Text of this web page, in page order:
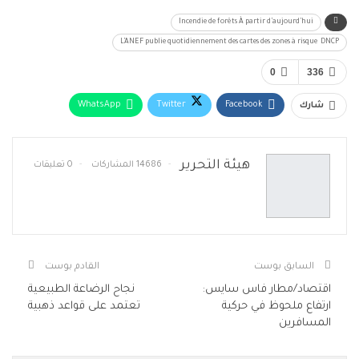
Incendie de forêts À partir d’aujourd’hui
L’ANEF publie quotidiennement des cartes des zones à risque DNCP
0 336
شارك Facebook
Twitter
WhatsApp
هيئة التحرير 14686 المشاركات 0 تعليقات
السابق بوست
اقتصاد/مطار فاس سايس:
ارتفاع ملحوظ في حركية
المسافرين
القادم بوست
نجاح الرضاعة الطبيعية
تعتمد على قواعد ذهبية